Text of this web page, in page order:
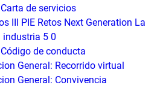
de servicios
III PIE Retos Next Generation La
industria 5 0
de conducta
General: Recorrido virtual
General: Convivencia